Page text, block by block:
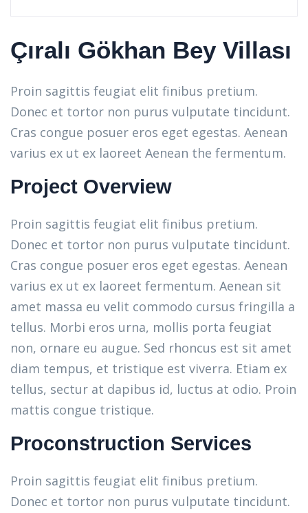
Çıralı Gökhan Bey Villası
Proin sagittis feugiat elit finibus pretium.
Donec et tortor non purus vulputate tincidunt.
Cras congue posuer eros eget egestas. Aenean
varius ex ut ex laoreet Aenean the fermentum.
Project Overview
Proin sagittis feugiat elit finibus pretium.
Donec et tortor non purus vulputate tincidunt.
Cras congue posuer eros eget egestas. Aenean
varius ex ut ex laoreet fermentum. Aenean sit
amet massa eu velit commodo cursus fringilla a
tellus. Morbi eros urna, mollis porta feugiat
non, ornare eu augue. Sed rhoncus est sit amet
diam tempus, et tristique est viverra. Etiam ex
tellus, sectur at dapibus id, luctus at odio. Proin
mattis congue tristique.
Proconstruction Services
Proin sagittis feugiat elit finibus pretium.
Donec et tortor non purus vulputate tincidunt.